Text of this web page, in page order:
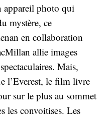
appareil photo qui
mystère, ce
en collaboration
allie images
Mais,
l’Everest, le film livre
sur le plus au sommet
les convoitises. Les